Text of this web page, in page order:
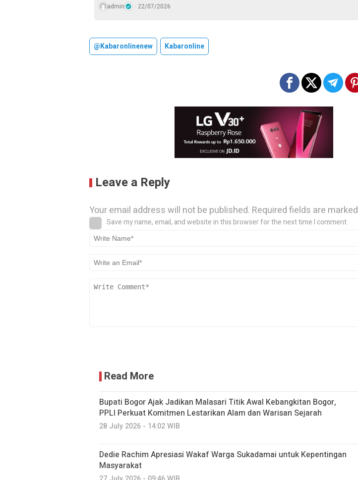
admin 22/07/2026
@kabaronlinenew Kabaronline
Leave a Reply
Your email address will not be published. Required fields are marked
Save my name, email, and website in this browser for the next time I comment.
Read More
Bupati Bogor Ajak Jadikan Malasari Titik Awal Kebangkitan Bogor,
PPLI Perkuat Komitmen Lestarikan Alam dan Warisan Sejarah
28 July 2026 - 14:02 WIB
Dedie Rachim Apresiasi Wakaf Warga Sukadamai untuk Kepentingan
Masyarakat